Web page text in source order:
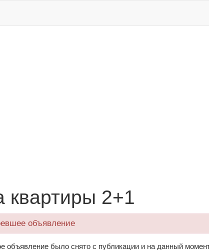
квартиры 2+1
объявление
объявление было снято с публикации и на данный